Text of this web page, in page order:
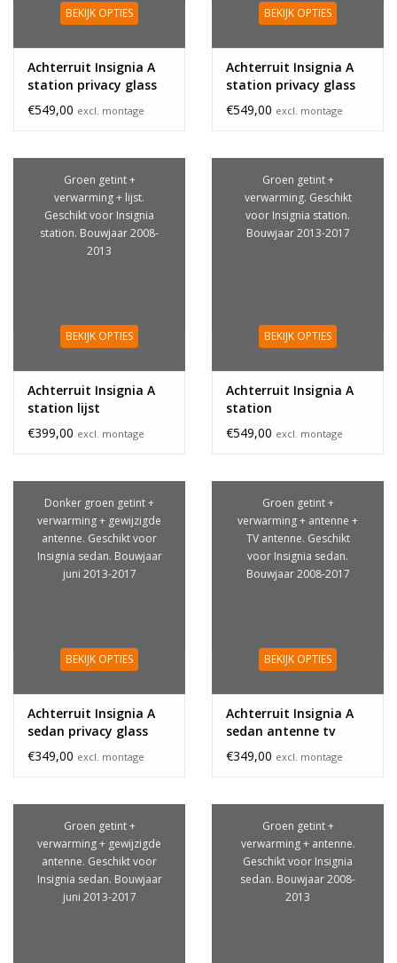
BEKIJK OPTIES
Achterruit Insignia A
station privacy glass
lijst
€549,00 excl. montage
BEKIJK OPTIES
Achterruit Insignia A
station privacy glass
€549,00 excl. montage
Groen getint +
verwarming + lijst.
Geschikt voor Insignia
station. Bouwjaar 2008-
2013
BEKIJK OPTIES
Achterruit Insignia A
station lijst
€399,00 excl. montage
Groen getint +
verwarming. Geschikt
voor Insignia station.
Bouwjaar 2013-2017
BEKIJK OPTIES
Achterruit Insignia A
station
€549,00 excl. montage
Donker groen getint +
verwarming + gewijzigde
antenne. Geschikt voor
Insignia sedan. Bouwjaar
juni 2013-2017
BEKIJK OPTIES
Achterruit Insignia A
sedan privacy glass
wijziging
€349,00 excl. montage
Groen getint +
verwarming + antenne +
TV antenne. Geschikt
voor Insignia sedan.
Bouwjaar 2008-2017
BEKIJK OPTIES
Achterruit Insignia A
sedan antenne tv
€349,00 excl. montage
Groen getint +
verwarming + gewijzigde
antenne. Geschikt voor
Insignia sedan. Bouwjaar
juni 2013-2017
Groen getint +
verwarming + antenne.
Geschikt voor Insignia
sedan. Bouwjaar 2008-
2013